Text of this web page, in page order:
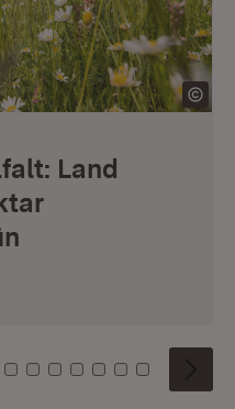
Land
4 5 6
Kachel: 7
Zu Kachel: 8
Zu Kachel: 9
Zu Kachel: 10
Zu Kachel: 11
Zu Kachel: 12
Zu Kachel:
Zu